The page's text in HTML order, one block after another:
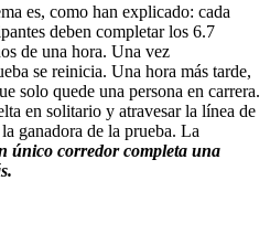
es, como han explicado: cada
deben completar los 6.7
de una hora. Una vez
se reinicia. Una hora más tarde,
solo quede una persona en carrera.
en solitario y atravesar la línea de
ganadora de la prueba. La
único corredor completa una